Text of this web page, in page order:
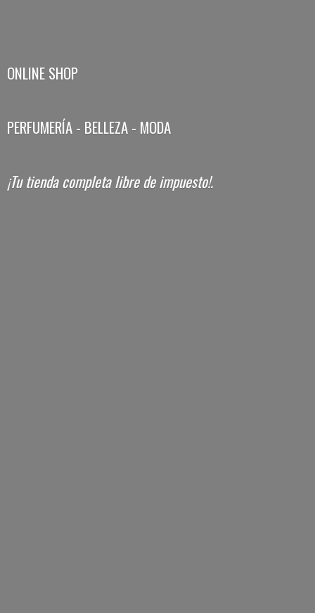
ONLINE SHOP
PERFUMERÍA - BELLEZA - MODA
¡Tu tienda completa librede impuesto!.